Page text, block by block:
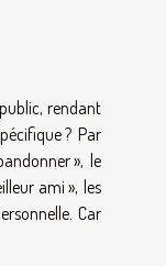
rendant
? Par
», le
ami », les
Car